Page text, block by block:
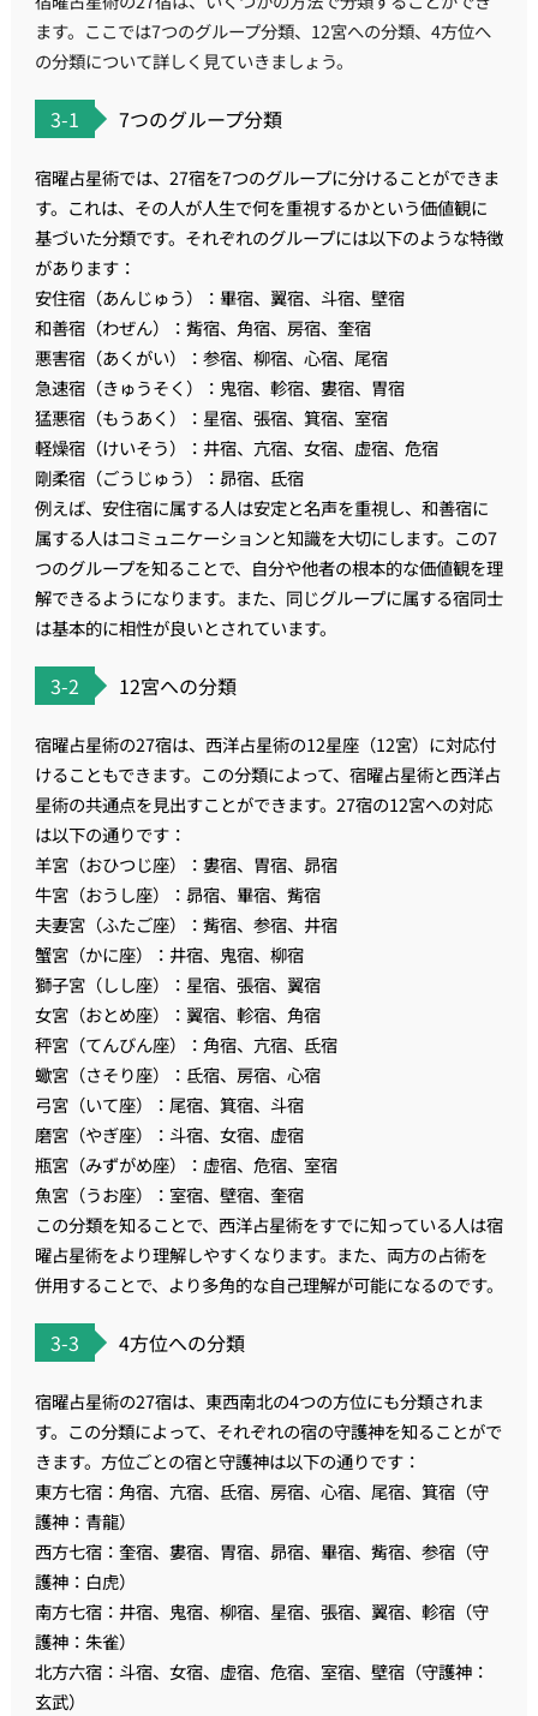
ます。ここでは7つのグループ分類、12宮への分類、4方位へ
の分類について詳しく見ていきましょう。
3-1 7つのグループ分類
宿曜占星術では、27宿を7つのグループに分けることができま
す。これは、その人が人生で何を重視するかという価値観に
基づいた分類です。それぞれのグループには以下のような特徴
があります：
安住宿（あんじゅう）：畢宿、翼宿、斗宿、壁宿
和善宿（わぜん）：觜宿、角宿、房宿、奎宿
悪害宿（あくがい）：参宿、柳宿、心宿、尾宿
急速宿（きゅうそく）：鬼宿、軫宿、婁宿、胃宿
猛悪宿（もうあく）：星宿、張宿、箕宿、室宿
軽燥宿（けいそう）：井宿、亢宿、女宿、虚宿、危宿
剛柔宿（ごうじゅう）：昴宿、氐宿
例えば、安住宿に属する人は安定と名声を重視し、和善宿に
属する人はコミュニケーションと知識を大切にします。この7
つのグループを知ることで、自分や他者の根本的な価値観を理
解できるようになります。また、同じグループに属する宿同士
は基本的に相性が良いとされています。
3-2 12宮への分類
宿曜占星術の27宿は、西洋占星術の12星座（12宮）に対応付
けることもできます。この分類によって、宿曜占星術と西洋占
星術の共通点を見出すことができます。27宿の12宮への対応
は以下の通りです：
羊宮（おひつじ座）：婁宿、胃宿、昴宿
牛宮（おうし座）：昴宿、畢宿、觜宿
夫妻宮（ふたご座）：觜宿、参宿、井宿
蟹宮（かに座）：井宿、鬼宿、柳宿
獅子宮（しし座）：星宿、張宿、翼宿
女宮（おとめ座）：翼宿、軫宿、角宿
秤宮（てんびん座）：角宿、亢宿、氐宿
蠍宮（さそり座）：氐宿、房宿、心宿
弓宮（いて座）：尾宿、箕宿、斗宿
磨宮（やぎ座）：斗宿、女宿、虚宿
瓶宮（みずがめ座）：虚宿、危宿、室宿
魚宮（うお座）：室宿、壁宿、奎宿
この分類を知ることで、西洋占星術をすでに知っている人は宿
曜占星術をより理解しやすくなります。また、両方の占術を
併用することで、より多角的な自己理解が可能になるのです。
3-3 4方位への分類
宿曜占星術の27宿は、東西南北の4つの方位にも分類されま
す。この分類によって、それぞれの宿の守護神を知ることがで
きます。方位ごとの宿と守護神は以下の通りです：
東方七宿：角宿、亢宿、氐宿、房宿、心宿、尾宿、箕宿（守
護神：青龍）
西方七宿：奎宿、婁宿、胃宿、昴宿、畢宿、觜宿、参宿（守
護神：白虎）
南方七宿：井宿、鬼宿、柳宿、星宿、張宿、翼宿、軫宿（守
護神：朱雀）
北方六宿：斗宿、女宿、虚宿、危宿、室宿、壁宿（守護神：
玄武）